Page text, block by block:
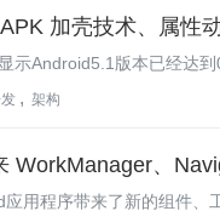
加壳技术、属性
示Android5.1版本已经达
产品、人群、开发者等方面
架构
WorkManager、
用程序带来了新的组件、